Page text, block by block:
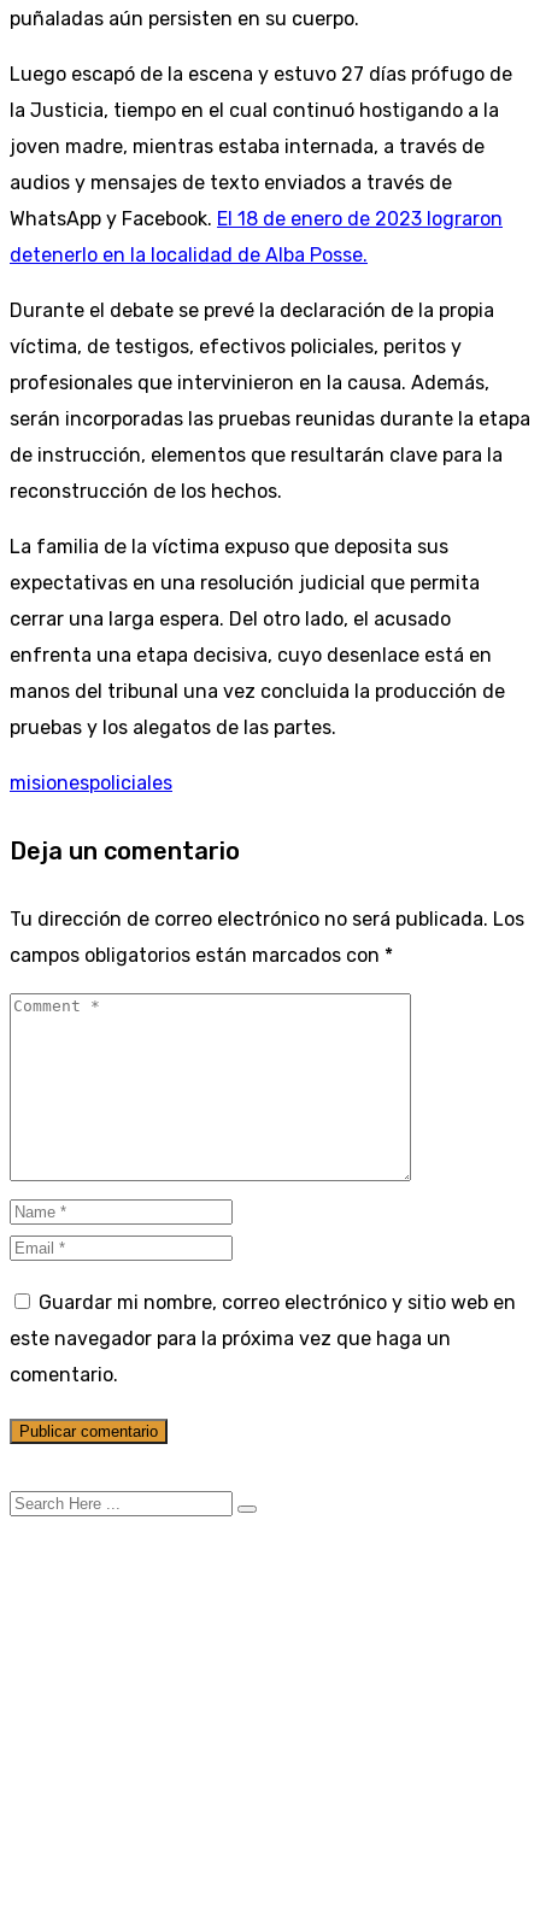
puñaladas aún persisten en su cuerpo.
Luego escapó de la escena y estuvo 27 días prófugo de
la Justicia, tiempo en el cual continuó hostigando a la
joven madre, mientras estaba internada, a través de
audios y mensajes de texto enviados a través de
WhatsApp y Facebook. El 18 de enero de 2023 lograron
detenerlo en la localidad de Alba Posse.
Durante el debate se prevé la declaración de la propia
víctima, de testigos, efectivos policiales, peritos y
profesionales que intervinieron en la causa. Además,
serán incorporadas las pruebas reunidas durante la etapa
de instrucción, elementos que resultarán clave para la
reconstrucción de los hechos.
La familia de la víctima expuso que deposita sus
expectativas en una resolución judicial que permita
cerrar una larga espera. Del otro lado, el acusado
enfrenta una etapa decisiva, cuyo desenlace está en
manos del tribunal una vez concluida la producción de
pruebas y los alegatos de las partes.
misionespoliciales
Deja un comentario
Tu dirección de correo electrónico no será publicada. Los
campos obligatorios están marcados con *
Guardar mi nombre, correo electrónico y sitio web en
este navegador para la próxima vez que haga un
comentario.